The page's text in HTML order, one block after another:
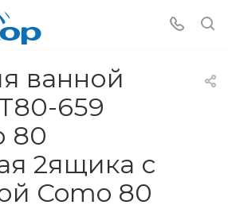
ванной
659
80
2ящика с
Como 80